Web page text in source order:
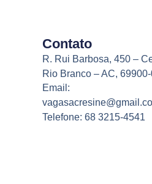
Contato
R. Rui Barbosa, 450 –
Rio Branco – AC,
Email:
Telefone: 68 3215-4541